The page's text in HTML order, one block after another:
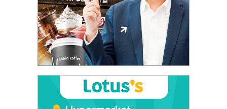
การ
ลงทุน
และ
ขยาย